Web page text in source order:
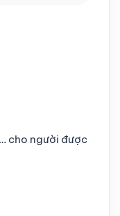
cho người được